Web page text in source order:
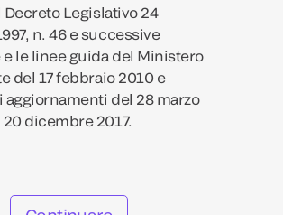
Decreto Legislativo 24
n. 46 e successive
le linee guida del Ministero
del 17 febbraio 2010 e
aggiornamenti del 28 marzo
20 dicembre 2017.